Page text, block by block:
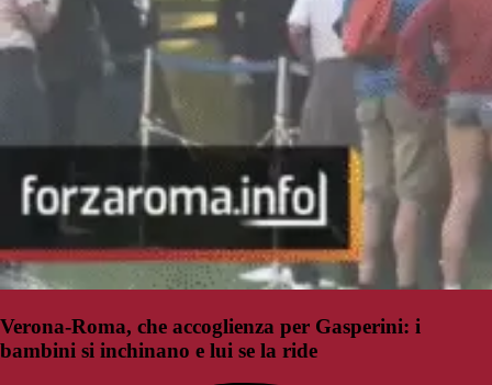
Verona-Roma, che accoglienza per Gasperini: i
bambini si inchinano e lui se la ride